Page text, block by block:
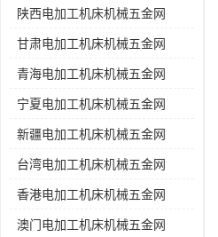
陕西电加工机床机械五金网
甘肃电加工机床机械五金网
青海电加工机床机械五金网
宁夏电加工机床机械五金网
新疆电加工机床机械五金网
台湾电加工机床机械五金网
香港电加工机床机械五金网
澳门电加工机床机械五金网